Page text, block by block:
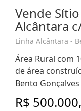
Vende
Alcântara
Linha Alcântara -
Área Rural com
de área
Bento Gonçalves
R$